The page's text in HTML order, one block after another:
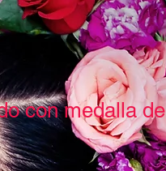
con medalla de